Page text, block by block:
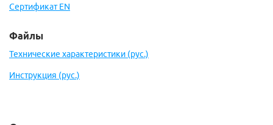
Сертификат EN
Файлы
Технические характеристики (рус.)
Инструкция (рус.)